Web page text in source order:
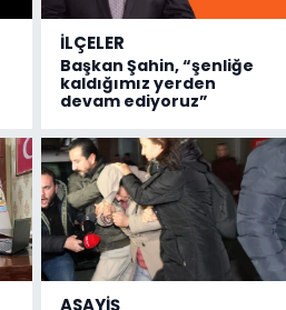
İLÇELER
Başkan Şahin, “şenliğe
kaldığımız yerden
devam ediyoruz”
ASAYİŞ